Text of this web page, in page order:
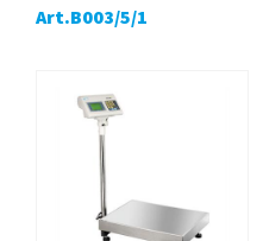
Art.B003/5/1